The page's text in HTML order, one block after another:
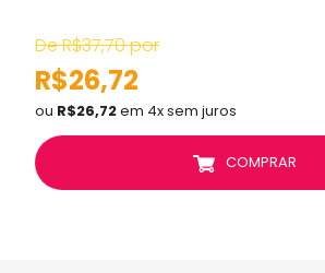
De R$37,70 por
R$26,72
ou R$26,72em 4x sem juros
COMPRAR